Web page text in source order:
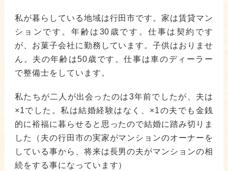
私が暮らしている地域は行田市です。家は賃貸マン
ションです。年齢は30歳です。仕事は契約です
が、お菓子会社に勤務しています。子供はおりませ
ん。夫の年齢は50歳です。仕事は車のディーラー
で整備士をしています。
私たちが二人が出会ったのは3年前でしたが、夫は
×1でした。私は結婚経験はなく、×1の夫でも金銭
的に裕福に暮らせると思ったので結婚に踏み切りま
した（夫の行田市の実家がマンションのオーナーを
している事から、将来は長男の夫がマンションの相
続をする事になっています）